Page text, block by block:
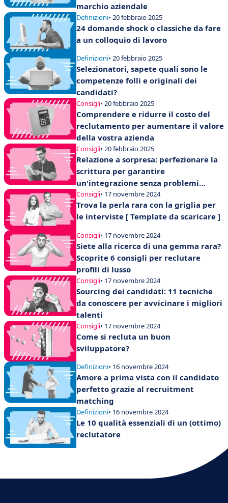
marchio aziendale
Definizioni• 20 febbraio 2025
24 domande shock o classiche da fare
a un colloquio di lavoro
Definizioni• 20 febbraio 2025
Selezionatori, sapete quali sono le
competenze folli e originali dei
candidati?
Consigli• 20 febbraio 2025
Comprendere e ridurre il costo del
reclutamento per aumentare il valore
della vostra azienda
Consigli• 20 febbraio 2025
Relazione a sorpresa: perfezionare la
scrittura per garantire
un'integrazione senza problemi
nell'azienda
Consigli• 17 novembre 2024
Trova la perla rara con la griglia per
le interviste [ Template da scaricare ]
Consigli• 17 novembre 2024
Siete alla ricerca di una gemma rara?
Scoprite 6 consigli per reclutare
profili di lusso
Consigli• 17 novembre 2024
Sourcing dei candidati: 11 tecniche
da conoscere per avvicinare i migliori
talenti
Consigli• 17 novembre 2024
Come si recluta un buon
sviluppatore?
Definizioni• 16 novembre 2024
Amore a prima vista con il candidato
perfetto grazie al recruitment
matching
Definizioni• 16 novembre 2024
Le 10 qualità essenziali di un (ottimo)
reclutatore